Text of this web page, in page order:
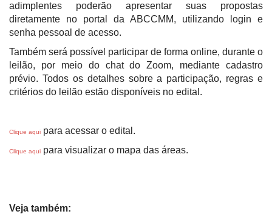
adimplentes poderão apresentar suas propostas
diretamente no portal da ABCCMM, utilizando login e
senha pessoal de acesso.
Também será possível participar de forma online, durante o
leilão, por meio do chat do Zoom, mediante cadastro
prévio. Todos os detalhes sobre a participação, regras e
critérios do leilão estão disponíveis no edital.
Clique aqui para acessar o edital.
Clique aqui para visualizar o mapa das áreas.
Veja também: